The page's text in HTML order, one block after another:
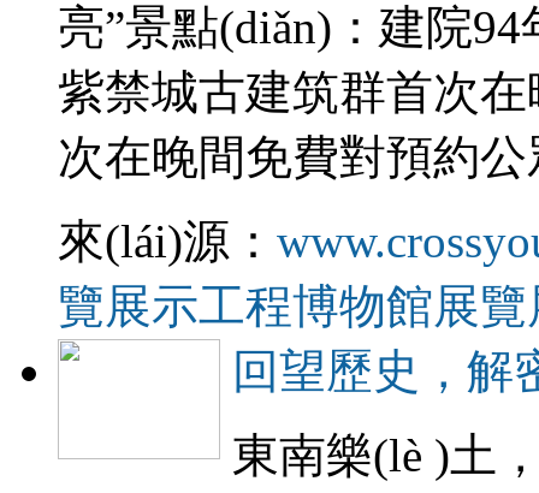
亮”景點(diǎn)：建院94
紫禁城古建筑群首次在
次在晚間免費對預約公
來(lái)源：
覽展示工程博物館展
回望歷史，
東南樂(lè )土